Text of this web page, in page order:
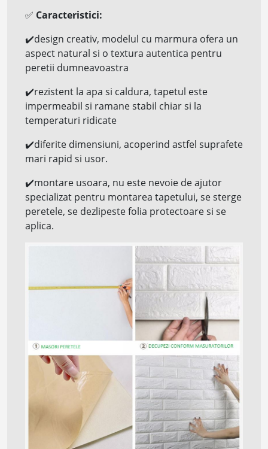
✅ Caracteristici:
✔️design creativ, modelul cu marmura ofera un
aspect natural si o textura autentica pentru
peretii dumneavoastra
✔️rezistent la apa si caldura, tapetul este
impermeabil si ramane stabil chiar si la
temperaturi ridicate
✔️diferite dimensiuni, acoperind astfel suprafete
mari rapid si usor.
✔️montare usoara, nu este nevoie de ajutor
specializat pentru montarea tapetului, se sterge
peretele, se dezlipeste folia protectoare si se
aplica.